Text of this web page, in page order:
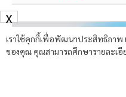
เราใช้คุกกี้เพื่อพัฒนาประสิทธิภาพ
ของคุณ คุณสามารถศึกษารายละเอี
X